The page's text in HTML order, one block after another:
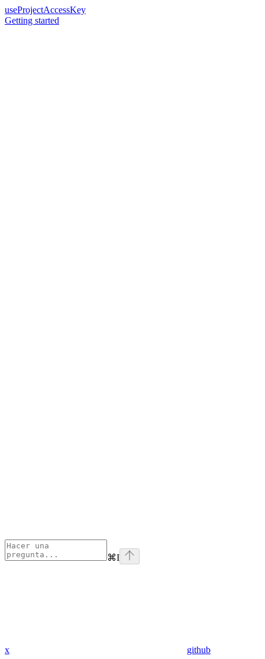
useProjectAccessKey
Getting started
⌘I
x github